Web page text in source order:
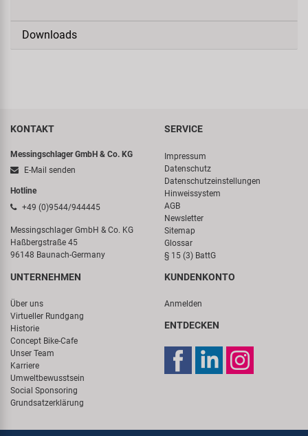
Downloads
KONTAKT
Messingschlager GmbH & Co. KG
E-Mail senden
Hotline
+49 (0)9544/944445
Messingschlager GmbH & Co. KG
Haßbergstraße 45
96148 Baunach-Germany
SERVICE
Impressum
Datenschutz
Datenschutzeinstellungen
Hinweissystem
AGB
Newsletter
Sitemap
Glossar
§ 15 (3) BattG
UNTERNEHMEN
Über uns
Virtueller Rundgang
Historie
Concept Bike-Cafe
Unser Team
Karriere
Umweltbewusstsein
Social Sponsoring
Grundsatzerklärung
KUNDENKONTO
Anmelden
ENTDECKEN